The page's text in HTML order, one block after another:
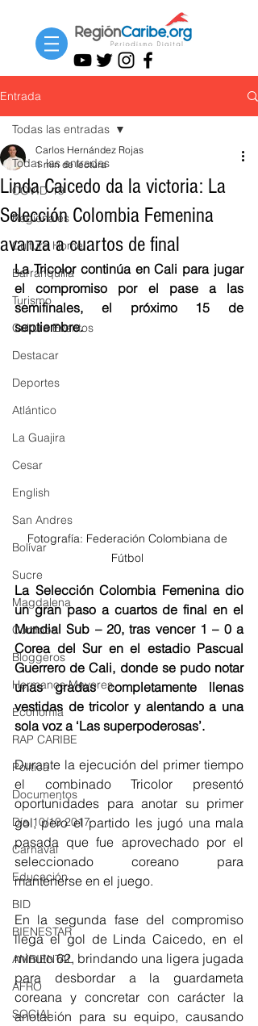
Entrada
Todas las entradas
COVID-19
Regionales
Cultura Home
Barranquilla
Turismo
Cultura Eventos
Destacar
Deportes
Atlántico
La Guajira
Cesar
English
San Andres
Bolívar
Sucre
Magdalena
Córdoba
Bloggeros
Hermanos Mayores
Economía
RAP CARIBE
Política
Documentos
Día 10/10 2017
Carnaval
Educación
BID
BIENESTAR
AMBIENTAL
AFRO
SOCIAL
Todas las entradas
Linda Caicedo da la victoria: La
Selección Colombia Femenina
avanza a cuartos de final
Carlos Hernández Rojas
1 min de lectura
La Tricolor continúa en Cali para jugar
el compromiso por el pase a las
semifinales, el próximo 15 de
septiembre.
Fotografía: Federación Colombiana de
Fútbol
La Selección Colombia Femenina dio
un gran paso a cuartos de final en el
Mundial Sub – 20, tras vencer 1 – 0 a
Corea del Sur en el estadio Pascual
Guerrero de Cali, donde se pudo notar
unas gradas completamente llenas
vestidas de tricolor y alentando a una
sola voz a ‘Las superpoderosas’.
Durante la ejecución del primer tiempo
el combinado Tricolor presentó
oportunidades para anotar su primer
gol, pero el partido les jugó una mala
pasada que fue aprovechado por el
seleccionado coreano para
mantenerse en el juego.
En la segunda fase del compromiso
llega el gol de Linda Caicedo, en el
minuto 62, brindando una ligera jugada
para desbordar a la guardameta
coreana y concretar con carácter la
anotación para su equipo, causando